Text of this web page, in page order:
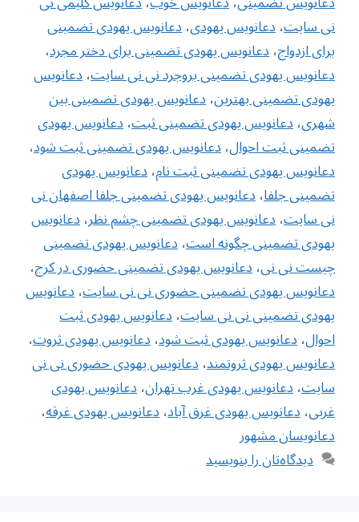
نی سایت،دعانویس یهودی،دعانویس یهودی تضمینی
برای ازدواج،دعانویس یهودی تضمینی برای دختر مجرد،
دعانویس یهودی تضمینی بروجرد نی نی سایت،دعانویس
یهودی تضمینی بهترین،دعانویس یهودی تضمینی بین
شهری،دعانویس یهودی تضمینی ثبت،دعانویس یهودی
تضمینی ثبت احوال،دعانویس یهودی تضمینی ثبت شود،
دعانویس یهودی تضمینی ثبت نام،دعانویس یهودی
تضمینی جلفا،دعانویس یهودی تضمینی جلفا اصفهان نی
نی سایت،دعانویس یهودی تضمینی چشم نظر،دعانویس
یهودی تضمینی چگونه است،دعانویس یهودی تضمینی
چیست نی نی،دعانویس یهودی تضمینی حضوری در کرج،
دعانویس یهودی تضمینی حضوری نی نی سایت،دعانویس
یهودی تضمینی نی نی سایت،دعانویس یهودی ثبت
احوال،دعانویس یهودی ثبت شود،دعانویس یهودی ثروت،
دعانویس یهودی ثروتمند،دعانویس یهودی حضوری نی نی
سایت،دعانویس یهودی غرب تهران،دعانویس یهودی
غربی،دعانویس یهودی غرق آباد،دعانویس یهودی غرقه،
دعانویسان مشهور
دیدگاه‌تان را بنویسید